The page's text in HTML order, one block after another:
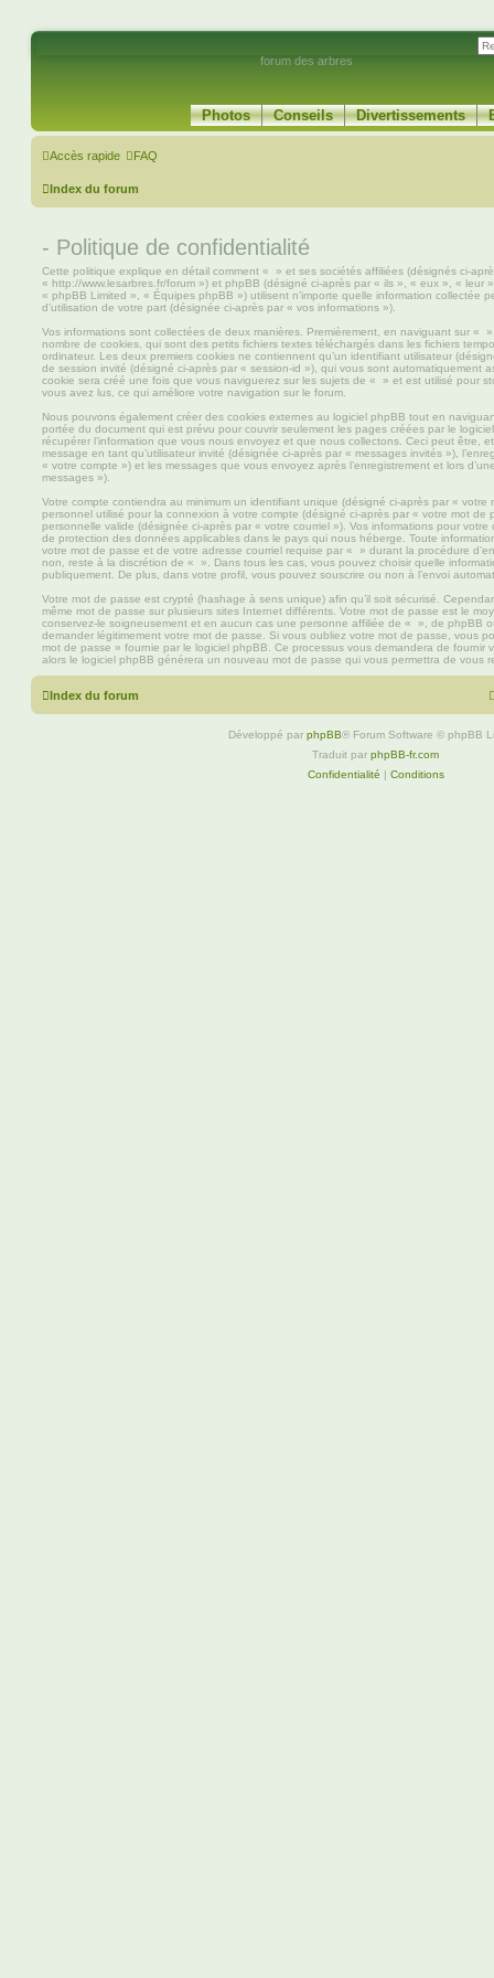
forum des arbres
Photos Conseils Divertissements
Accès rapide FAQ
Index du forum
- Politique de confidentialité
Cette politique explique en détail comment « » et ses sociétés affiliées (désignés ci-
« http://www.lesarbres.fr/forum ») et phpBB (désigné ci-après par « ils », « eux », « leur
« phpBB Limited », « Équipes phpBB ») utilisent n’importe quelle information collectée
d’utilisation de votre part (désignée ci-après par « vos informations »).
Vos informations sont collectées de deux manières. Premièrement, en naviguant sur «
nombre de cookies, qui sont des petits fichiers textes téléchargés dans les fichiers
ordinateur. Les deux premiers cookies ne contiennent qu’un identifiant utilisateur
de session invité (désigné ci-après par « session-id »), qui vous sont automatiquement
cookie sera créé une fois que vous naviguerez sur les sujets de « » et est utilisé pour
vous avez lus, ce qui améliore votre navigation sur le forum.
Nous pouvons également créer des cookies externes au logiciel phpBB tout en
portée du document qui est prévu pour couvrir seulement les pages créées par le
récupérer l’information que vous nous envoyez et que nous collectons. Ceci peut être,
message en tant qu’utilisateur invité (désignée ci-après par « messages invités »),
« votre compte ») et les messages que vous envoyez après l’enregistrement et lors
messages »).
Votre compte contiendra au minimum un identifiant unique (désigné ci-après par « votre
personnel utilisé pour la connexion à votre compte (désigné ci-après par « votre mot de
personnelle valide (désignée ci-après par « votre courriel »). Vos informations pour
de protection des données applicables dans le pays qui nous héberge. Toute
votre mot de passe et de votre adresse courriel requise par « » durant la procédure
non, reste à la discrétion de « ». Dans tous les cas, vous pouvez choisir quelle
publiquement. De plus, dans votre profil, vous pouvez souscrire ou non à l’envoi
Votre mot de passe est crypté (hashage à sens unique) afin qu’il soit sécurisé.
même mot de passe sur plusieurs sites Internet différents. Votre mot de passe est le
conservez-le soigneusement et en aucun cas une personne affiliée de « », de phpBB
demander légitimement votre mot de passe. Si vous oubliez votre mot de passe, vous
mot de passe » fournie par le logiciel phpBB. Ce processus vous demandera de fournir
alors le logiciel phpBB générera un nouveau mot de passe qui vous permettra de vous
Index du forum
Développé par phpBB® Forum Software © phpBB
Traduit par phpBB-fr.com
Confidentialité | Conditions